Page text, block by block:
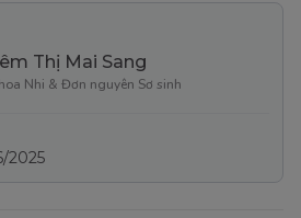
Thị Mai Sang
Nhi & Đơn nguyên Sơ sinh
2025